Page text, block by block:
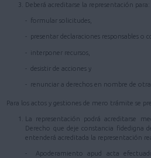
Deberá acreditarse la representación para:
- formular solicitudes,
- presentar declaraciones responsables o
- interponer recursos,
- desistir de acciones y
- renunciar a derechos en nombre de otra
Para los actos y gestiones de mero trámite se
La representación podrá acreditarse
Derecho que deje constancia fidedigna
entenderá acreditada la representación
- Apoderamiento apud acta